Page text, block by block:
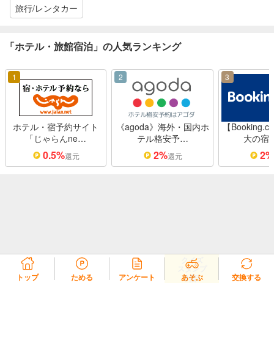
旅行/レンタカー
「ホテル・旅館宿泊」の人気ランキング
1
ホテル・宿予約サイト
「じゃらんne…
0.5%還元
2
《agoda》海外・国内ホ
テル格安予…
2%還元
3
【
大の宿
2%
トップ ためる アンケート あそぶ
クイズ
スタンプ
2倍! 交換する